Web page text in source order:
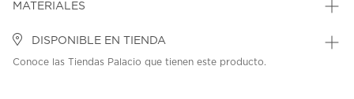
MATERIALES
DISPONIBLE EN TIENDA
Conoce las Tiendas Palacio que tienen este producto.